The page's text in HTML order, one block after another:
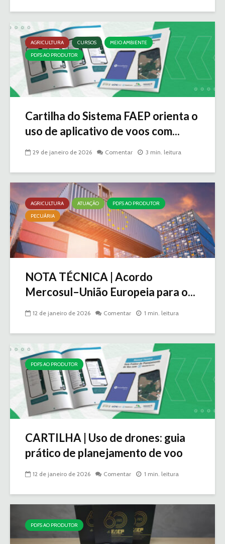
AGRICULTURA CURSOS
MEIO AMBIENTE
PDFS AO PRODUTOR
Cartilha do Sistema FAEP orienta o
uso de aplicativo de voos com...
29 de janeiro de 2026 Comentar 3 min. leitura
AGRICULTURA ATUAÇÃO
PDFS AO PRODUTOR
PECUÁRIA
NOTA TÉCNICA | Acordo
Mercosul–União Europeia para o...
12 de janeiro de 2026 Comentar 1 min. leitura
PDFS AO PRODUTOR
CARTILHA | Uso de drones: guia
prático de planejamento de voo
12 de janeiro de 2026 Comentar 1 min. leitura
PDFS AO PRODUTOR